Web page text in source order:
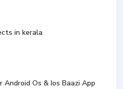
in kerala
Android Os & Ios Baazi App